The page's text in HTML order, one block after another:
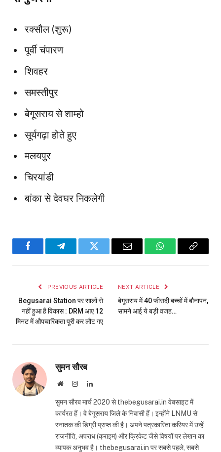
रक्सौल (शुरू)
पूर्वी चंपारण
शिवहर
समस्तीपुर
बेगूसराय से शाम्हो
सूर्यगढ़ा होते हुए
मलयपुर
चिरयांडी
बांका से देवघर निकलेगी
FacebookTelegramTwitter Email WhatsAppCopy
PREVIOUS ARTICLE
Begusarai Station पर सालों से
नहीं हुआ है विकास : DRM आए 12
मिनट में औपचारिकता पूरी कर लौट गए
NEXT ARTICLE
बेगूसराय में 40 फीसदी बच्चों में बौनापन,
सामने आई ये बड़ी वजह…
सुमन सौरब
WebsiteInstagramLinkedIn
सुमन सौरब मार्च 2020 से thebegusarai.in वेबसाइट में
कार्यरत हैं। वे बेगूसराय जिले के निवासी हैं। इन्होंने LNMU से
स्नातक की डिग्री प्राप्त की है। अपने पत्रकारिता करियर में उन्हें
राजनीति, अपराध (क्राइम) और क्रिकेट जैसे विषयों पर लेखन का
व्यापक अनुभव है। thebegusarai.in पर सबसे पहले, सबसे